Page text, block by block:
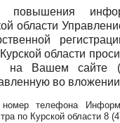
области
области
на Вашем сайте
во
номер телефона
по Курской области 8